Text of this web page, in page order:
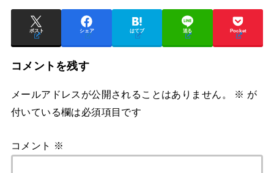
ポスト シェア はてブ 送る Pocket
コメントを残す
メールアドレスが公開されることはありません。 ※ が
付いている欄は必須項目です
コメント ※